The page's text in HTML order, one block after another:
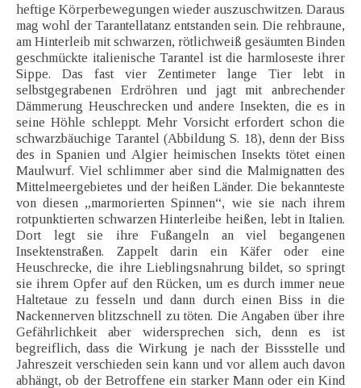
heftige Körperbewegungen wieder auszuschwitzen. Daraus
mag wohl der Tarantellatanz entstanden sein. Die rehbraune,
am Hinterleib mit schwarzen, rötlichweiß gesäumten Binden
geschmückte italienische Tarantel ist die harmloseste ihrer
Sippe. Das fast vier Zentimeter lange Tier lebt in
selbstgegrabenen Erdröhren und jagt mit anbrechender
Dämmerung Heuschrecken und andere Insekten, die es in
seine Höhle schleppt. Mehr Vorsicht erfordert schon die
schwarzbäuchige Tarantel (Abbildung S. 18), denn der Biss
des in Spanien und Algier heimischen Insekts tötet einen
Maulwurf. Viel schlimmer aber sind die Malmignatten des
Mittelmeergebietes und der heißen Länder. Die bekannteste
von diesen „marmorierten Spinnen“, wie sie nach ihrem
rotpunktierten schwarzen Hinterleibe heißen, lebt in Italien.
Dort legt sie ihre Fußangeln an viel begangenen
Insektenstraßen. Zappelt darin ein Käfer oder eine
Heuschrecke, die ihre Lieblingsnahrung bildet, so springt
sie ihrem Opfer auf den Rücken, um es durch immer neue
Haltetaue zu fesseln und dann durch einen Biss in die
Nackennerven blitzschnell zu töten. Die Angaben über ihre
Gefährlichkeit aber widersprechen sich, denn es ist
begreiflich, dass die Wirkung je nach der Bissstelle und
Jahreszeit verschieden sein kann und vor allem auch davon
abhängt, ob der Betroffene ein starker Mann oder ein Kind